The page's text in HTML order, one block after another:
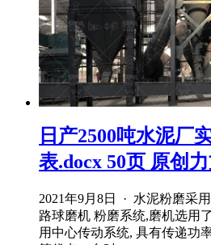
日产2500吨水泥厂
表.docx 50页 原创
2021年9月8日 · 水泥粉磨采
路球磨机 粉磨系统,磨机选用
用中心传动系统, 具有传递功